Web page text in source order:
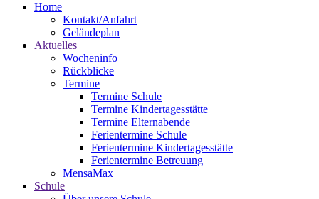
Home
Kontakt/Anfahrt
Geländeplan
Aktuelles
Wocheninfo
Rückblicke
Termine
Termine Schule
Termine Kindertagesstätte
Termine Elternabende
Ferientermine Schule
Ferientermine Kindertagesstätte
Ferientermine Betreuung
MensaMax
Schule